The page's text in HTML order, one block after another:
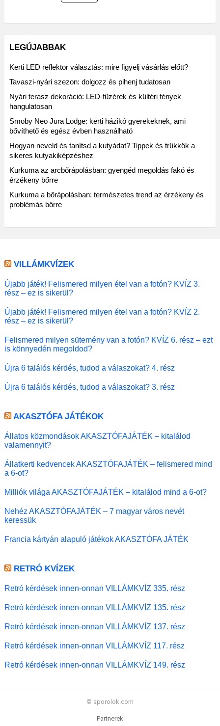
LEGÚJABBAK
Kerti LED reflektor választás: mire figyelj vásárlás előtt?
Tavaszi-nyári szezon: dolgozz és pihenj tudatosan
Nyári terasz dekoráció: LED-füzérek és kültéri fények
hangulatosan
Smoby Neo Jura Lodge: kerti házikó gyerekeknek, ami
bővíthető és egész évben használható
Hogyan neveld és tanítsd a kutyádat? Tippek és trükkök a
sikeres kutyakiképzéshez
Kurkuma az arcbőrápolásban: gyengéd megoldás fakó és
érzékeny bőrre
Kurkuma a bőrápolásban: természetes trend az érzékeny és
problémás bőrre
VILLÁMKVÍZEK
Újabb játék! Felismered milyen étel van a fotón? KVÍZ 3.
rész – ez is sikerül?
Újabb játék! Felismered milyen étel van a fotón? KVÍZ 2.
rész – ez is sikerül?
Felismered milyen sütemény van a fotón? KVÍZ 6. rész – ezt
is könnyedén megoldod?
Újra 6 találós kérdés, tudod a válaszokat? 4. rész
Újra 6 találós kérdés, tudod a válaszokat? 3. rész
AKASZTÓFA JÁTÉKOK
Állatos közmondások AKASZTÓFAJÁTÉK – kitalálod
valamennyit?
Állatkerti kedvencek AKASZTÓFAJÁTÉK – felismered mind
a 6-ot?
Milliók világa AKASZTÓFAJÁTÉK – kitalálod mind a 6-ot?
Nehéz AKASZTÓFAJÁTÉK – 7 magyar város nevét
keressük
Francia kártyán alapuló játékok AKASZTÓFA JÁTÉK
RETRÓ KVÍZEK
Retró kérdések innen-onnan VILLÁMKVÍZ 335. rész
Retró kérdések innen-onnan VILLÁMKVÍZ 135. rész
Retró kérdések innen-onnan VILLÁMKVÍZ 137. rész
Retró kérdések innen-onnan VILLÁMKVÍZ 117. rész
Retró kérdések innen-onnan VILLÁMKVÍZ 149. rész
© sporolok.com
Partnerek